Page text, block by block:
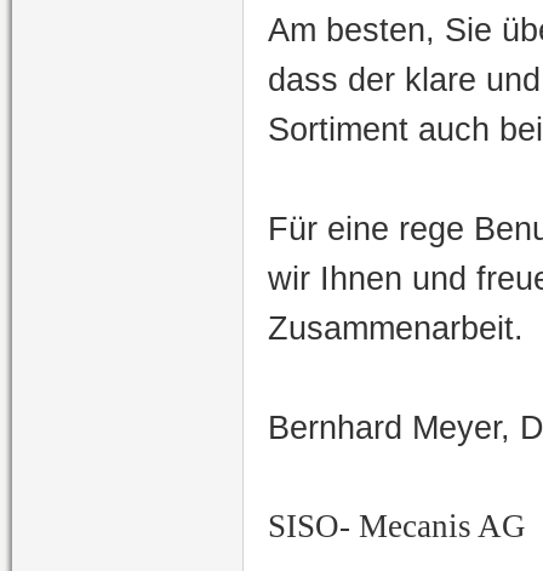
Am besten, Sie
dass der klare
Sortiment auch
Für eine rege
wir Ihnen und
Zusammenarbeit.
Bernhard Meyer,
SISO- Mecanis AG